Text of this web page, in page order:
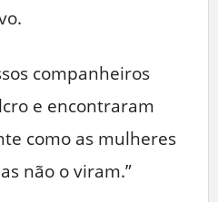
companheiros
e encontraram
como as mulheres
não o viram.”